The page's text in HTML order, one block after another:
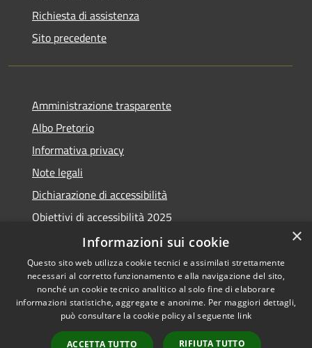
Richiesta di assistenza
Sito precedente
Amministrazione trasparente
Albo Pretorio
Informativa privacy
Note legali
Dichiarazione di accessibilità
Obiettivi di accessibilità 2025
Meccanismo di feedback
RSS
Accessibilità
Copyright © 2026 • Comune di
Municipium• Accesso
×
Informazioni sui cookie
Questo sito web utilizza cookie tecnici e assimilati strettamente
necessari al corretto funzionamento e alla navigazione del sito,
nonché un cookie tecnico analitico al solo fine di elaborare
informazioni statistiche, aggregate e anonime. Per maggiori dettagli,
può consultare la cookie policy al seguente link
ACCETTA TUTTO RIFIUTA TUTTO